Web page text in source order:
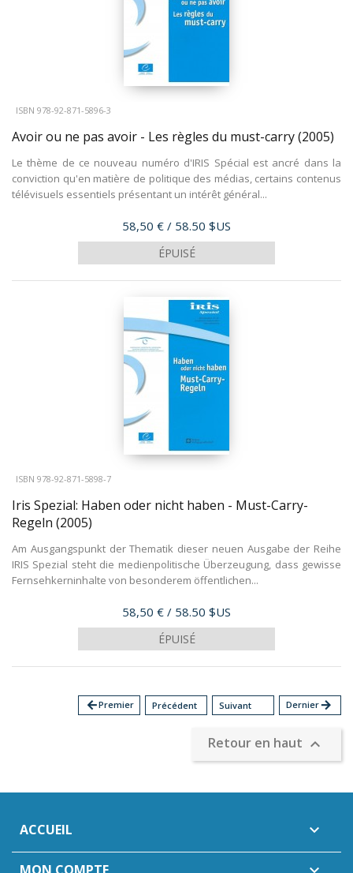
ISBN 978-92-871-5896-3
Avoir ou ne pas avoir - Les règles du must-carry(2005)
Le thème de ce nouveau numéro d'IRIS Spécial est ancré dans la
conviction qu'en matière de politique des médias, certains contenus
télévisuels essentiels présentant un intérêt général...
Prix
58,50 € / 58.50 $US
ÉPUISÉ
ISBN 978-92-871-5898-7
Iris Spezial: Haben oder nicht haben - Must-Carry-
Regeln (2005)
Am Ausgangspunkt der Thematik dieser neuen Ausgabe der Reihe
IRIS Spezial steht die medienpolitische Überzeugung, dass gewisse
Fernsehkerninhalte von besonderem öffentlichen...
Prix
58,50 € / 58.50 $US
ÉPUISÉ
arrow_backPremier Précédent Suivant Dernierarrow_forward
Retour en haut 
ACCUEIL 
MON COMPTE